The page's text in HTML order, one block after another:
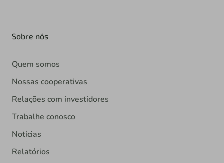
Sobre nós
Quem somos
Nossas cooperativas
Relações com investidores
Trabalhe conosco
Notícias
Relatórios